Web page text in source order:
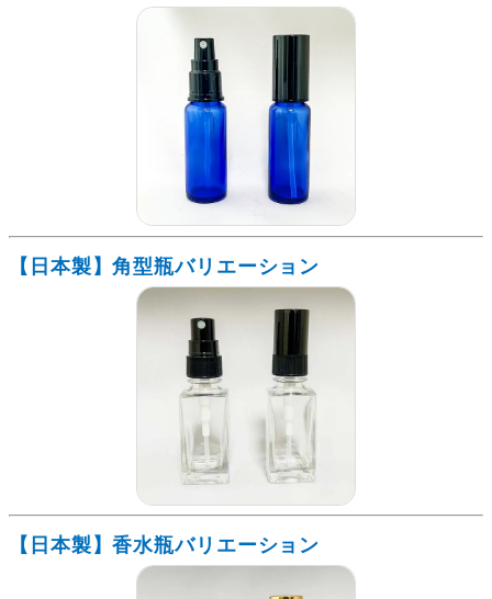
【日本製】角型瓶バリエーション
【日本製】香水瓶バリエーション